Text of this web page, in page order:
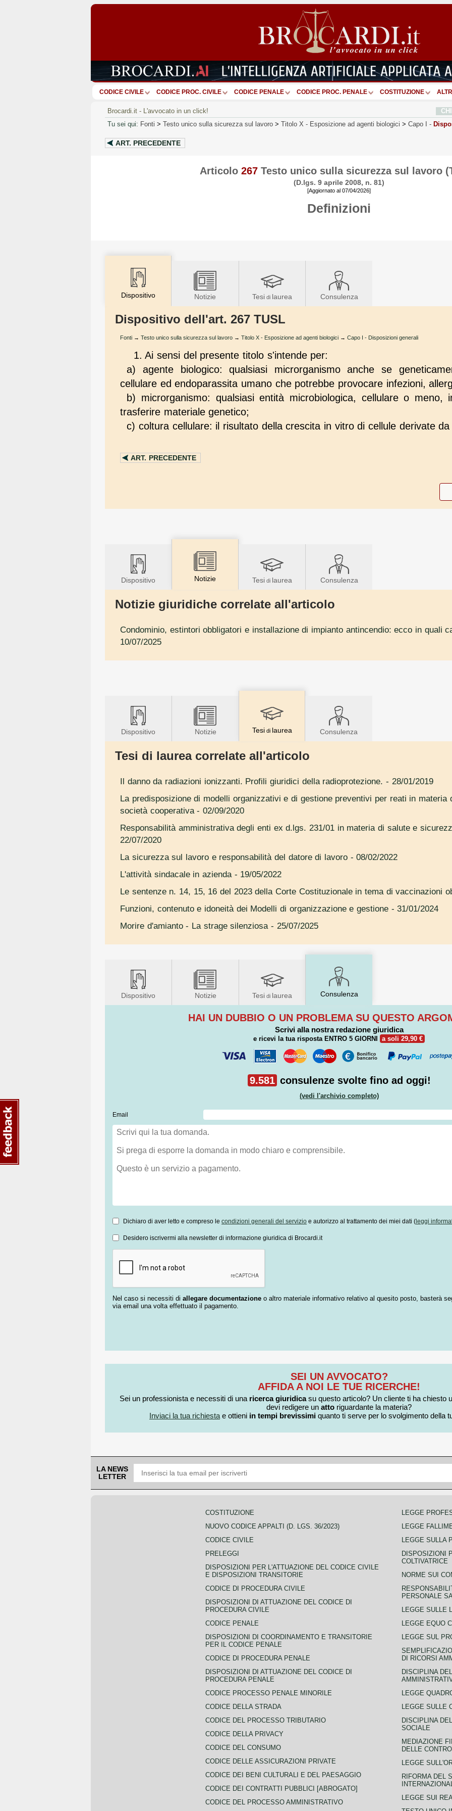
CODICE CIVILE CODICE PROC. CIVILE CODICE PENALE CODICE PROC. PENALE COSTITUZIONE ALTRI
Brocardi.it - L'avvocato in un click!
Tu sei qui: Fonti > Testo unico sulla sicurezza sul lavoro > Titolo X - Esposizione ad agenti biologici > Capo I -
ART. PRECEDENTE
Articolo 267 Testo unico sulla sicurezza sul lavoro
(D.lgs. 9 aprile 2008, n. 81)
[Aggiornato al 07/04/2026]
Definizioni
Dispositivo Notizie Tesi di laurea Consulenza
Dispositivo dell'art. 267 TUSL
Fonti → Testo unico sulla sicurezza sul lavoro → Titolo X - Esposizione ad agenti biologici → Capo I - Disposizioni generali
1. Ai sensi del presente titolo s'intende per:
a) agente biologico: qualsiasi microrganismo anche se
cellulare ed endoparassita umano che potrebbe provocare infezioni,
b) microrganismo: qualsiasi entità microbiologica, cellulare o
trasferire materiale genetico;
c) coltura cellulare: il risultato della crescita in vitro di cellule derivate
ART. PRECEDENTE
Dispositivo Notizie Tesidi laurea Consulenza
Notizie giuridiche correlate all'articolo
Condominio, estintori obbligatori e installazione di impianto antincendio: ecco in quali
10/07/2025
Dispositivo Notizie Tesidi laurea Consulenza
Tesi di laurea correlate all'articolo
Il danno da radiazioni ionizzanti. Profili giuridici della radioprotezione. - 28/01/2019
La predisposizione di modelli organizzativi e di gestione preventivi per reati in
società cooperativa- 02/09/2020
Responsabilità amministrativa degli enti ex d.lgs. 231/01 in materia di salute e
22/07/2020
La sicurezza sul lavoro e responsabilità del datore di lavoro - 08/02/2022
L'attività sindacale in azienda - 19/05/2022
Le sentenze n. 14, 15, 16 del 2023 della Corte Costituzionale in tema di vaccinazioni
Funzioni, contenuto e idoneità dei Modelli di organizzazione e gestione - 31/01/2024
Morire d'amianto - La strage silenziosa - 25/07/2025
Dispositivo Notizie Tesi di laurea Consulenza
HAI UN DUBBIO O UN PROBLEMA SU QUESTO
Scrivi alla nostra redazione giuridica
e ricevi la tua risposta ENTRO 5 GIORNI a soli 29,90 €
9.581 consulenze svolte fino ad oggi!
(vedi l'archivio completo)
Email
Dichiaro di aver letto e compreso le condizioni generali del servizio e autorizzo al trattamento dei miei dati (leggi
Desidero iscrivermi alla newsletter di informazione giuridica di Brocardi.it
Nel caso si necessiti di allegare documentazione o altro materiale informativo relativo al quesito posto, basterà
via email una volta effettuato il pagamento.
SEI UN AVVOCATO?
AFFIDA A NOI LE TUE RICERCHE!
Sei un professionista e necessiti di una ricerca giuridicasu questo articolo? Un cliente ti ha chiesto
devi redigere un atto riguardante la materia?
Inviaci la tua richiesta e ottieni in tempi brevissimi quanto ti serve per lo svolgimento della
LA NEWS
LETTER
COSTITUZIONE
NUOVO CODICE APPALTI (D. LGS. 36/2023)
CODICE CIVILE
PRELEGGI
DISPOSIZIONI PER L'ATTUAZIONE DEL CODICE CIVILE
E DISPOSIZIONI TRANSITORIE
CODICE DI PROCEDURA CIVILE
DISPOSIZIONI DI ATTUAZIONE DEL CODICE DI
PROCEDURA CIVILE
CODICE PENALE
DISPOSIZIONI DI COORDINAMENTO E TRANSITORIE
PER IL CODICE PENALE
CODICE DI PROCEDURA PENALE
DISPOSIZIONI DI ATTUAZIONE DEL CODICE DI
PROCEDURA PENALE
CODICE PROCESSO PENALE MINORILE
CODICE DELLA STRADA
CODICE DEL PROCESSO TRIBUTARIO
CODICE DELLA PRIVACY
CODICE DEL CONSUMO
CODICE DELLE ASSICURAZIONI PRIVATE
CODICE DEI BENI CULTURALI E DEL PAESAGGIO
CODICE DEI CONTRATTI PUBBLICI [ABROGATO]
CODICE DEL PROCESSO AMMINISTRATIVO
LEGGE
LEGGE
LEGGE SULLA
DISPOSIZIONI
COLTIVATRICE
NORME SUI
PERSONALE
LEGGE SULLE
LEGGE EQUO
LEGGE SUL
DI RICORSI
DISCIPLINA
LEGGE
LEGGE SULLE
DISCIPLINA
SOCIALE
MEDIAZIONE
DELLE
LEGGE
RIFORMA DEL
LEGGE SUI